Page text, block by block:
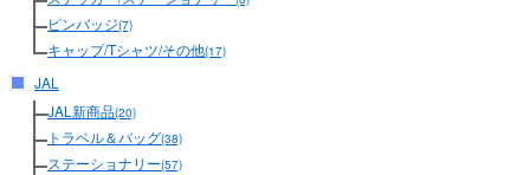
ピンバッジ(7)
キャップ/Tシャツ/その他(17)
JAL
JAL新商品(20)
トラベル＆バッグ(38)
ステーショナリー(57)